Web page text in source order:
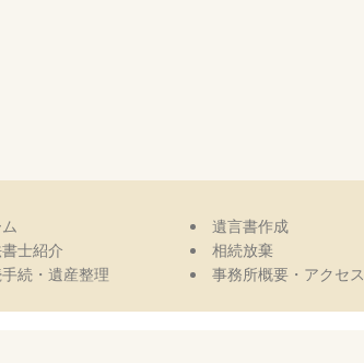
士紹介
続・遺産整理
遺言書作成
相続放棄
事務所概要・アクセス